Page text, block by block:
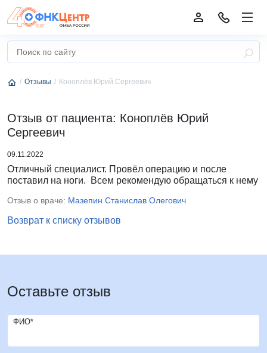
Отзывы Коноплёв Юрий Сергеевич
Отзыв от пациента: Коноплёв Юрий
Сергеевич
09.11.2022
Отличный специалист. Провёл операцию и после
поставил на ноги. Всем рекомендую обращаться к нему
Отзыв о враче: Мазепин Станислав Олегович
Возврат к списку отзывов
Оставьте отзыв
ФИО*